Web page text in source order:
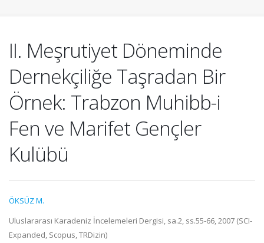
II. Meşrutiyet Döneminde
Dernekçiliğe Taşradan Bir
Örnek: Trabzon Muhibb-i
Fen ve Marifet Gençler
Kulübü
ÖKSÜZ M.
Uluslararası Karadeniz İncelemeleri Dergisi, sa.2, ss.55-66, 2007 (SCI-
Expanded, Scopus, TRDizin)